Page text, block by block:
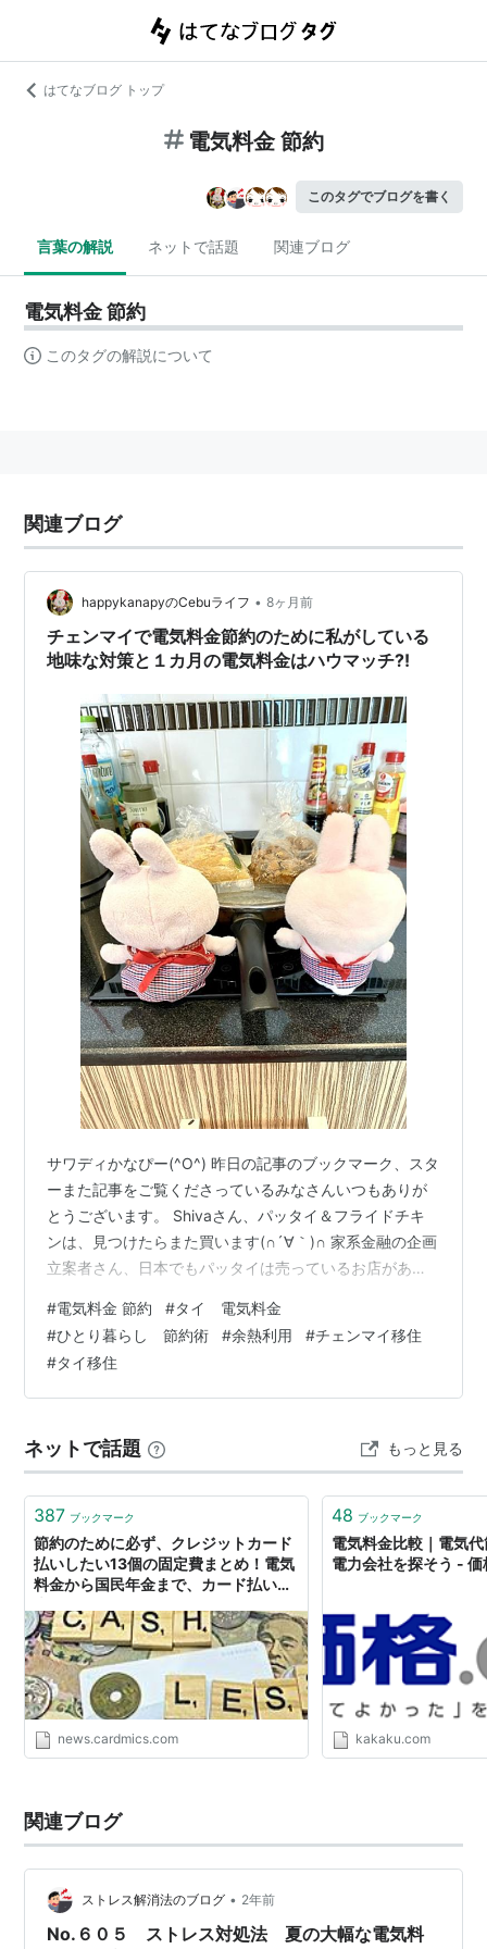
はてなブログ トップ
電気料金 節約
このタグでブログを書く
言葉の解説 ネットで話題 関連ブログ
電気料金 節約
このタグの解説について
関連ブログ
happykanapyのCebuライフ • 8ヶ月前
チェンマイで電気料金節約のために私がしている
地味な対策と１カ月の電気料金はハウマッチ⁈
サワディかなぴー(^O^) 昨日の記事のブックマーク、スタ
ーまた記事をご覧くださっているみなさんいつもありが
とうございます。 Shivaさん、パッタイ＆フライドチキ
ンは、見つけたらまた買います(∩´∀｀)∩ 家系金融の企画
立案者さん、日本でもパッタイは売っているお店があり
受け取っている生活には円安のインパクトは大きいで
す。 これは年金でこちらで生活している方にとっては、
本当に影響が大きいのではないかと思います。 私自身は
円安が進んでも、そもそも生活費が圧倒的に安いので、
やせます（したくないので…
#電気料金 節約 #タイ 電気料金
#ひとり暮らし 節約術 #余熱利用 #チェンマイ移住
#タイ移住
ネットで話題 もっと見る
387 ブックマーク
節約のために必ず、クレジットカード
払いしたい13個の固定費まとめ！電気
料金から国民年金まで、カード払い出
ットカードの読みもの
news.cardmics.com
48 ブックマーク
電気料金比較｜電気
電力会社を探そう -
kakaku.com
関連ブログ
ストレス解消法のブログ • 2年前
No.６０５ ストレス対処法 夏の大幅な電気料